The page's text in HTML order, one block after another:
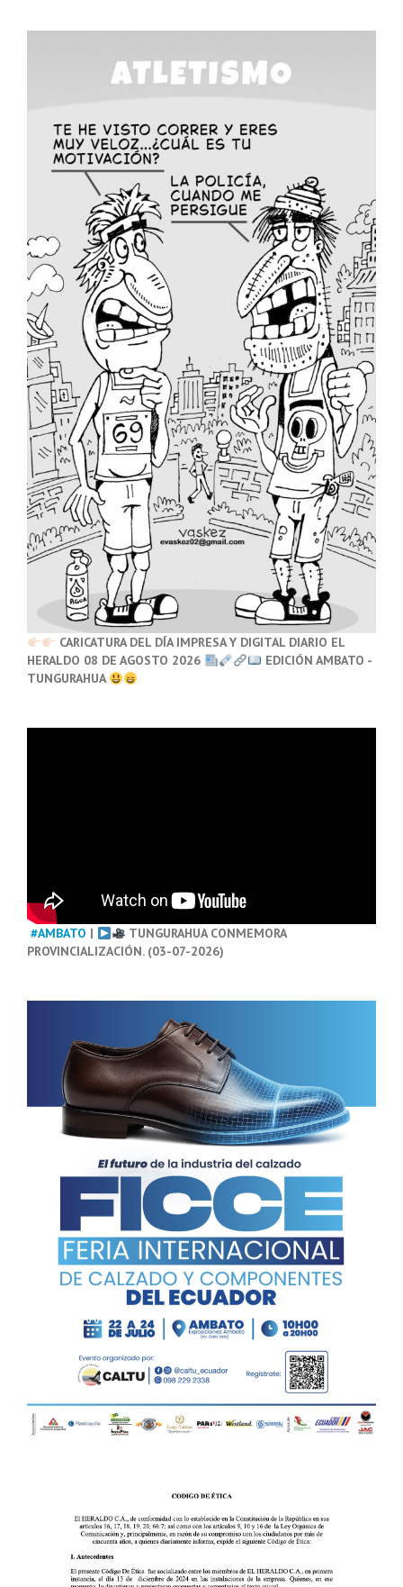
CARICATURA DEL DÍA IMPRESA Y DIGITAL DIARIO EL
HERALDO 08 DE AGOSTO 2026
EDICIÓN AMBATO -
TUNGURAHUA
#AMBATO |
TUNGURAHUA CONMEMORA
PROVINCIALIZACIÓN. (03-07-2026)